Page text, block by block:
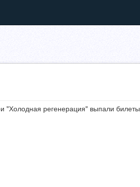
"Холодная регенерация" выпали билеты